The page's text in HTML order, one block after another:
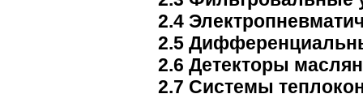
2.4
2.5
2.6 Детекторы
2.7 Системы